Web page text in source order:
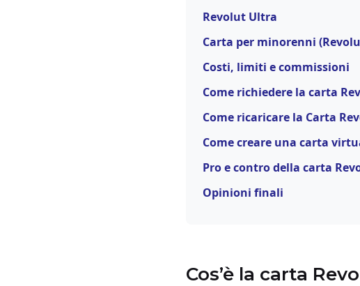
Revolut Ultra
Carta per minorenni
Costi, limiti e commissioni
Come richiedere la carta
Come ricaricare la Carta
Come creare una carta
Pro e contro della carta
Opinioni finali
Cos’è la carta